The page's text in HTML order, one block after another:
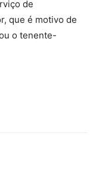
de
que é motivo de
o tenente-